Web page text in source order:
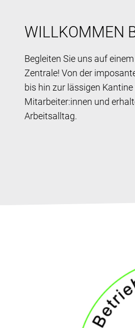
WILLKOMMEN
Begleiten Sie uns auf
Zentrale! Von der
bis hin zur lässigen
Mitarbeiter:innen und
Arbeitsalltag.